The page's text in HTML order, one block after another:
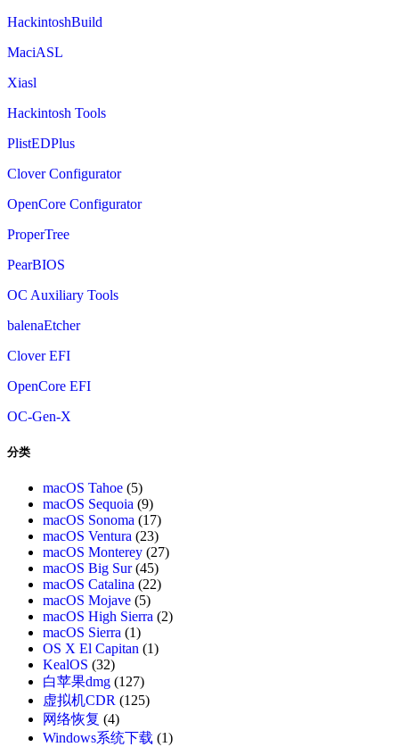
HackintoshBuild
MaciASL
Xiasl
Hackintosh Tools
PlistEDPlus
Clover Configurator
OpenCore Configurator
ProperTree
PearBIOS
OC Auxiliary Tools
balenaEtcher
Clover EFI
OpenCore EFI
OC-Gen-X
分类
macOS Tahoe (5)
macOS Sequoia (9)
macOS Sonoma (17)
macOS Ventura (23)
macOS Monterey (27)
macOS Big Sur(45)
macOS Catalina (22)
macOS Mojave (5)
macOS High Sierra (2)
macOS Sierra (1)
OS X El Capitan (1)
KealOS (32)
白苹果dmg (127)
虚拟机CDR (125)
网络恢复 (4)
Windows系统下载 (1)